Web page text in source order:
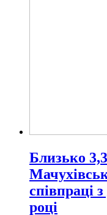
Близько
співпраці
році